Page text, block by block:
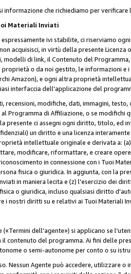
informazione che richiediamo per
Materiali Inviati
ivi stabilite, ci riserviamo
acquisisci, in virtù della presente
modelli di link, il Contenuto del
o da noi gestito, le informazioni e
Amazon), e ogni altra proprietà
interfaccia dell'applicazione del
recensioni, modifiche, dati, immagini,
Programma di Affiliazione, o se modifichi
la presente ci assegni ogni diritto, titolo, ed
un diritto e una licenza
intellettuale originale e derivata a:
modificare, riformattare, e creare
in connessione con i Tuoi
fisica o giuridica. In aggiunta, con la
in maniera lecita e (z) l'esercizio dei
o giuridica, incluso qualsiasi diritto
i nostri diritti su e relativi ai Tuoi Materiali
(«Termini dell'agente») si applicano se
contenuto del programma. Ai fini delle
o semi-autonome per conto o su
Nessun Agente può accedere, utilizzare